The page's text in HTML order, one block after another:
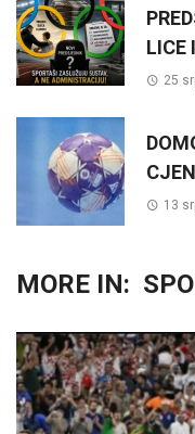
LICE
25
13
MORE IN: